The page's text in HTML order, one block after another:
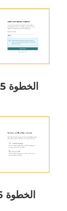
الخطوة 5
الخطوة 6